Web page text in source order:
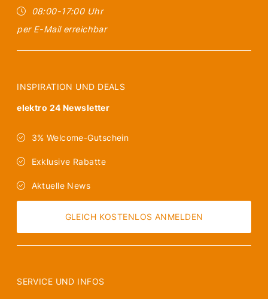
08:00-17:00 Uhr
per E-Mail erreichbar
INSPIRATION UND DEALS
elektro 24 Newsletter
3% Welcome-Gutschein
Exklusive Rabatte
Aktuelle News
GLEICH KOSTENLOS ANMELDEN
SERVICE UND INFOS